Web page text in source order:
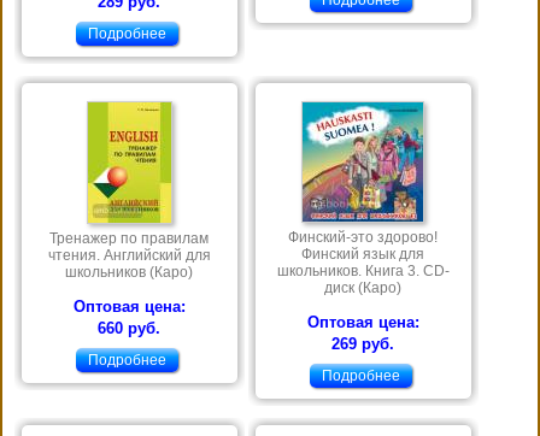
Подробнее
Тренажер по правилам
чтения. Английский для
школьников (Каро)
Оптовая цена:
660 руб.
Подробнее
Финский-это здорово!
Финский язык для
школьников. Книга 3. CD-
диск (Каро)
Оптовая цена:
269 руб.
Подробнее